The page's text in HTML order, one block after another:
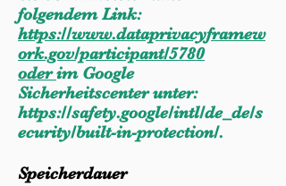
folgendem Link:
https://www.dataprivacyframew
ork.gov/participant/5780
oderim Google
Sicherheitscenter unter:
https://safety.google/intl/de_de/s
ecurity/built-in-protection/.
Speicherdauer